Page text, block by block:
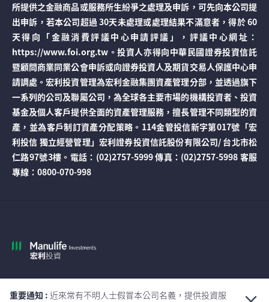
所提供之金融商品或服務所生紛爭之處理及申訴，可先向本公司提
出申訴，若本公司超過 30天未處理或處理結果不滿意者，得於 60
天得向「金融消費評議中心申請評議」，評議中心網址：
https://www.foi.org.tw。投資人亦得向中華民國證券投資信託
暨顧問商業同業公會申訴或向證券投資人及期貨交易人保護中心申
請調處。宏利投資管理為宏利金融集團資產管理分部，並透過旗下
一系列的公司及聯屬公司，為全球各主要市場的機構投資者、投資
基金及個人客戶提供全面的資產管理服務，擅長管理不同類型的資
產，並為客戶制訂資產分配策略。114金管投信新字第017號「宏
利投信 獨立經營管理」宏利證券投資信託股份有限公司/ 台北市松
仁路97號3樓。電話：(02)2757-5999 傳真：(02)2757-5998 客服
專線：0800-070-998
重要通知 : 近來常有不明人士假冒本公司名義，提供投資服